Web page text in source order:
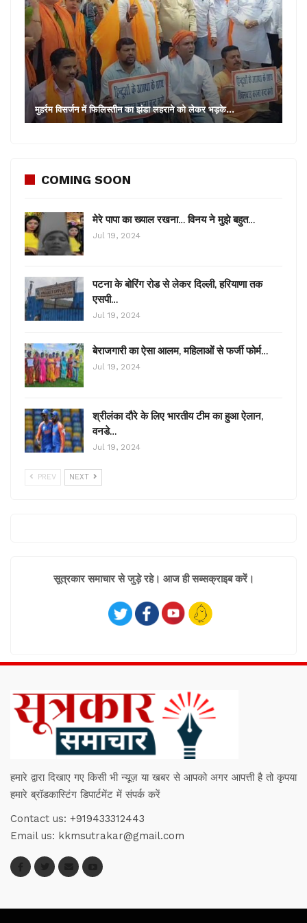
नीदरलैंड का जवाबी हमला
अब सभी मान चुके थे कि अर्जेंटीना सेमीफाइल का टिकट कटा चुकी
है। लेकिन नीदरलैंड की टीम भी कहां कम थी। उन्होंने भी लड़ाई
जारी रखी और फिर शुरू किया अर्जेंटीना पर जवाबी हमला। टीम के
स्टार खिलाड़ी बेघोर्स्ट ने 83वें मिनट में जबरदस्त हेडर लगाया तो
इंजरी टाइम (90+11) में दूसरा गोल दागते हुए टीम को बराबरी पर
ला खड़ा किया।
बारी आई पेनल्टी शूट आउट की। एक तरफ जहां क्रोएशिया के 3
सहित 4 खिलाड़ियों ने गोल दागे। मेसी ने पहला गोल मारा और
अर्जेंटीना के लिए श्रीगणेश किया। जैसे ही गेंद जाल में समाई
अर्जेंटीना के फैंस और खिलाड़ी खुशी से झूम उठे। टीम का जश्न
अर्जेंटीना शान से सेमीफाइनल में प्रवेश कर गई।
मुहर्रम विसर्जन में फिलिस्तीन का झंडा लहराने को लेकर भड़के…
COMING SOON
मेरे पापा का ख्याल रखना… विनय ने मुझे बहुत…
Jul 19, 2024
पटना के बोरिंग रोड से लेकर दिल्ली, हरियाणा तक
एसपी…
Jul 19, 2024
बेराजगारी का ऐसा आलम, महिलाओं से फर्जी फोर्म…
Jul 19, 2024
श्रीलंका दौरे के लिए भारतीय टीम का हुआ ऐलान,
वनडे…
Jul 19, 2024
PREV NEXT
सूत्रकार समाचार से जुड़े रहे। आज ही सब्सक्राइब करें।
हमारे द्वारा दिखाए गए किसी भी न्यूज़ या खबर से आपको अगर आपत्ती है तो कृपया
हमारे ब्रॉडकास्टिंग डिपार्टमेंट में संपर्क करें
Contact us: +919433312443
Email us: kkmsutrakar@gmail.com